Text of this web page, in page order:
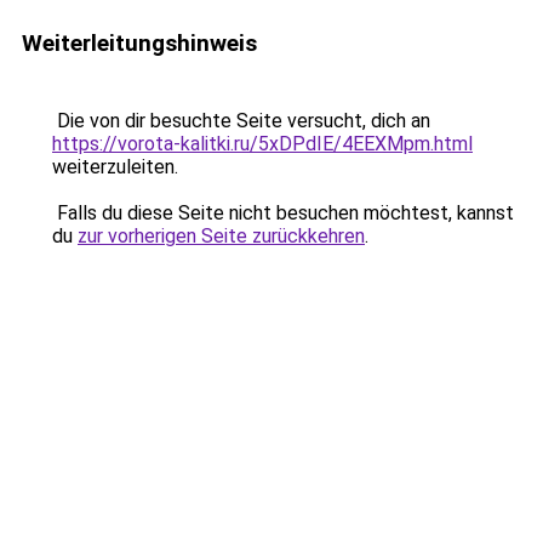
Weiterleitungshinweis
Die von dir besuchte Seite versucht, dich an
https://vorota-kalitki.ru/5xDPdIE/4EEXMpm.html
weiterzuleiten.
Falls du diese Seite nicht besuchen möchtest, kannst
du zur vorherigen Seite zurückkehren.